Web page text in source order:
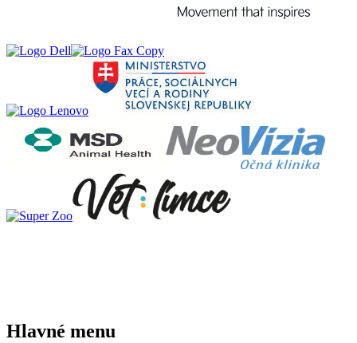
Hlavné menu